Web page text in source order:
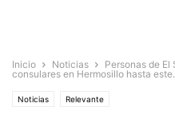
Inicio Noticias
Personas de
consulares en Hermosillo hasta
Noticias Relevante